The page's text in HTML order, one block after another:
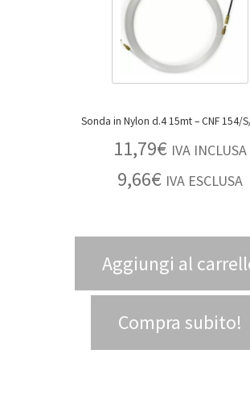
Sonda in Nylon d.4 15mt –
11,79€ IVA INCLUSA
9,66€ IVA ESCLUSA
Aggiungi al
Compra subito!